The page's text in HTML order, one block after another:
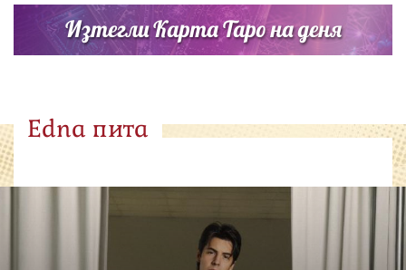
Изтегли Карта Таро на деня
Edna пита